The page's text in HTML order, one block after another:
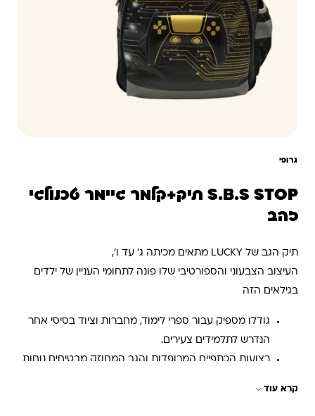
גרופי
S.B.S STOP תיק+קלמר גיימר טכנולגי
זהב
תיק הגב של LUCKY מתאים מכיתה ג’ עד ו’,
העיצוב הצבעוני והספורטיבי שלו פונה לתחומי העניין של ילדים
בגילאים הזה
גודלו מספיק עבור ספרי לימוד, מחברות וציוד בסיסי אחר
הנדרש לתלמידים צעירים.
רצועות הכתפיים המרופדות והגב המחוזק מבטיחים נוחות
קרא עוד